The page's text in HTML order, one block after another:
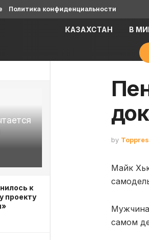
к
проекту
Политика конфиденциальности
КАЗАХСТАН В
by
Майк
Мужчина
самом